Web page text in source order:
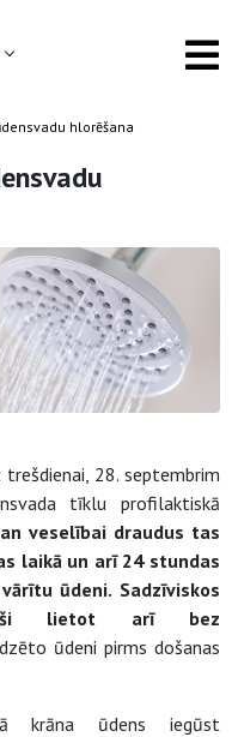
hlorēšana
28. septembrim
tīklu profilaktiskā
veselībai draudus tas
laikā un arī 24 stundas
ūdeni. Sadzīviskos
lietot arī bez
ūdeni pirms došanas
krāna ūdens iegūst